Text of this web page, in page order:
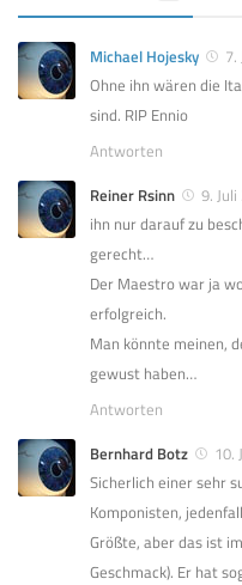
Michael Hojesky
Ohne ihn wären die
sind. RIP Ennio
Antworten
Reiner Rsinn
9.
ihn nur darauf zu
gerecht…
Der Maestro war ja
erfolgreich.
Man könnte meinen,
gewust haben…
Antworten
Bernhard Botz
10.
Sicherlich einer sehr
Komponisten,
Größte, aber das ist
Geschmack). Er hat